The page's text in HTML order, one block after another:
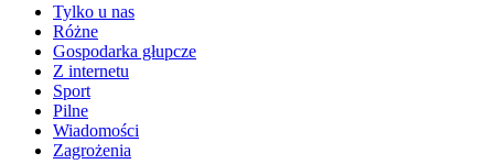
Tylko u nas
Różne
Gospodarka głupcze
Z internetu
Sport
Pilne
Wiadomości
Zagrożenia